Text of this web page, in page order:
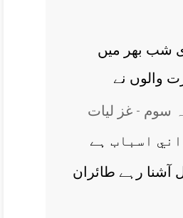
شب بھر ميں
والوں نے
سوم - غز ليات
اسباب ہے
آشنا رہے طائران